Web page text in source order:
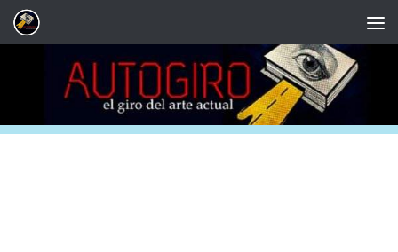
Saltar al contenido